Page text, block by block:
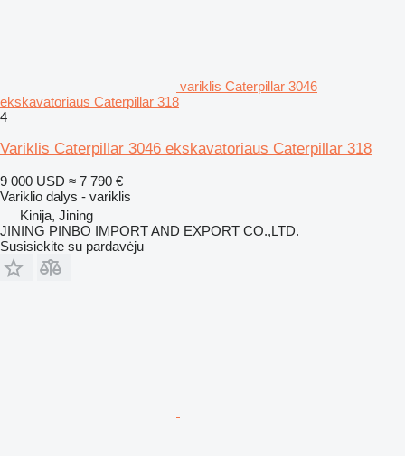
variklis Caterpillar 3046
ekskavatoriaus Caterpillar 318
4
Variklis Caterpillar 3046 ekskavatoriaus Caterpillar 318
9 000 USD ≈ 7 790 €
Variklio dalys - variklis
Kinija, Jining
JINING PINBO IMPORT AND EXPORT CO.,LTD.
Susisiekite su pardavėju